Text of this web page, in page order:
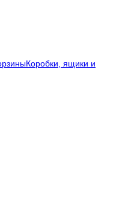
Коробки, ящики и